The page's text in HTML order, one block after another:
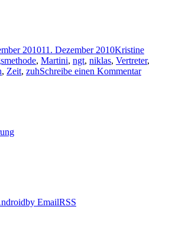
201011. Dezember 2010Kristine
, Martini, ngt, niklas, Vertreter,
, Zeit, zuhSchreibe einen Kommentarzu
by EmailRSS